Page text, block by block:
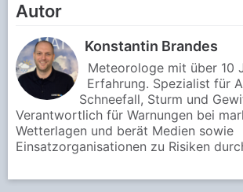
Autor
Konstantin Brandes
Meteorologe mit über 10
Erfahrung. Spezialist für
Schneefall, Sturm und
Verantwortlich für Warnungen bei
Wetterlagen und berät Medien sowie
Einsatzorganisationen zu Risiken